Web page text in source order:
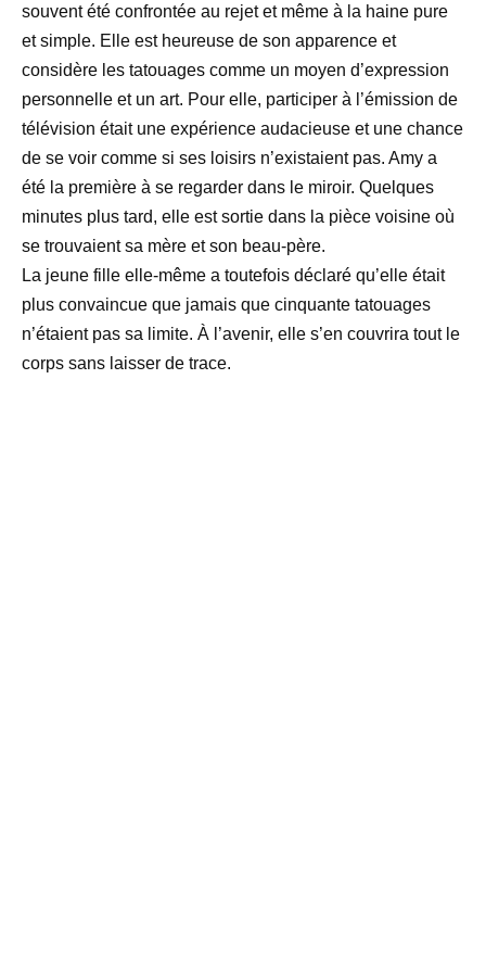
souvent été confrontée au rejet et même à la haine pure
et simple. Elle est heureuse de son apparence et
considère les tatouages comme un moyen d’expression
personnelle et un art. Pour elle, participer à l’émission de
télévision était une expérience audacieuse et une chance
de se voir comme si ses loisirs n’existaient pas. Amy a
été la première à se regarder dans le miroir. Quelques
minutes plus tard, elle est sortie dans la pièce voisine où
se trouvaient sa mère et son beau-père.
La jeune fille elle-même a toutefois déclaré qu’elle était
plus convaincue que jamais que cinquante tatouages
n’étaient pas sa limite. À l’avenir, elle s’en couvrira tout le
corps sans laisser de trace.